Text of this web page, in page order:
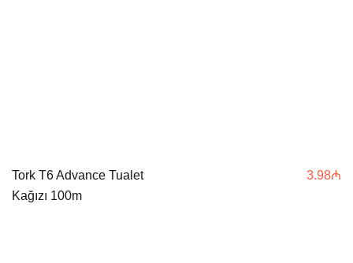
Tork T6 Advance Tualet
Kağızı 100m
3.98₼